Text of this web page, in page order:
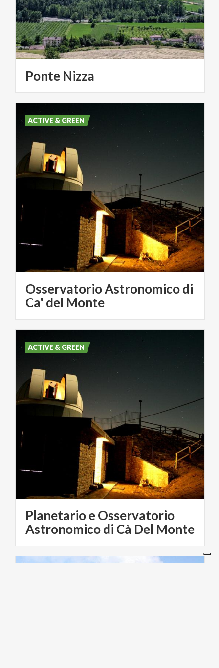
Ponte Nizza
Osservatorio Astronomico di
Ca' del Monte
ACTIVE & GREEN
Planetario e Osservatorio
Astronomico di Cà Del Monte
ACTIVE & GREEN